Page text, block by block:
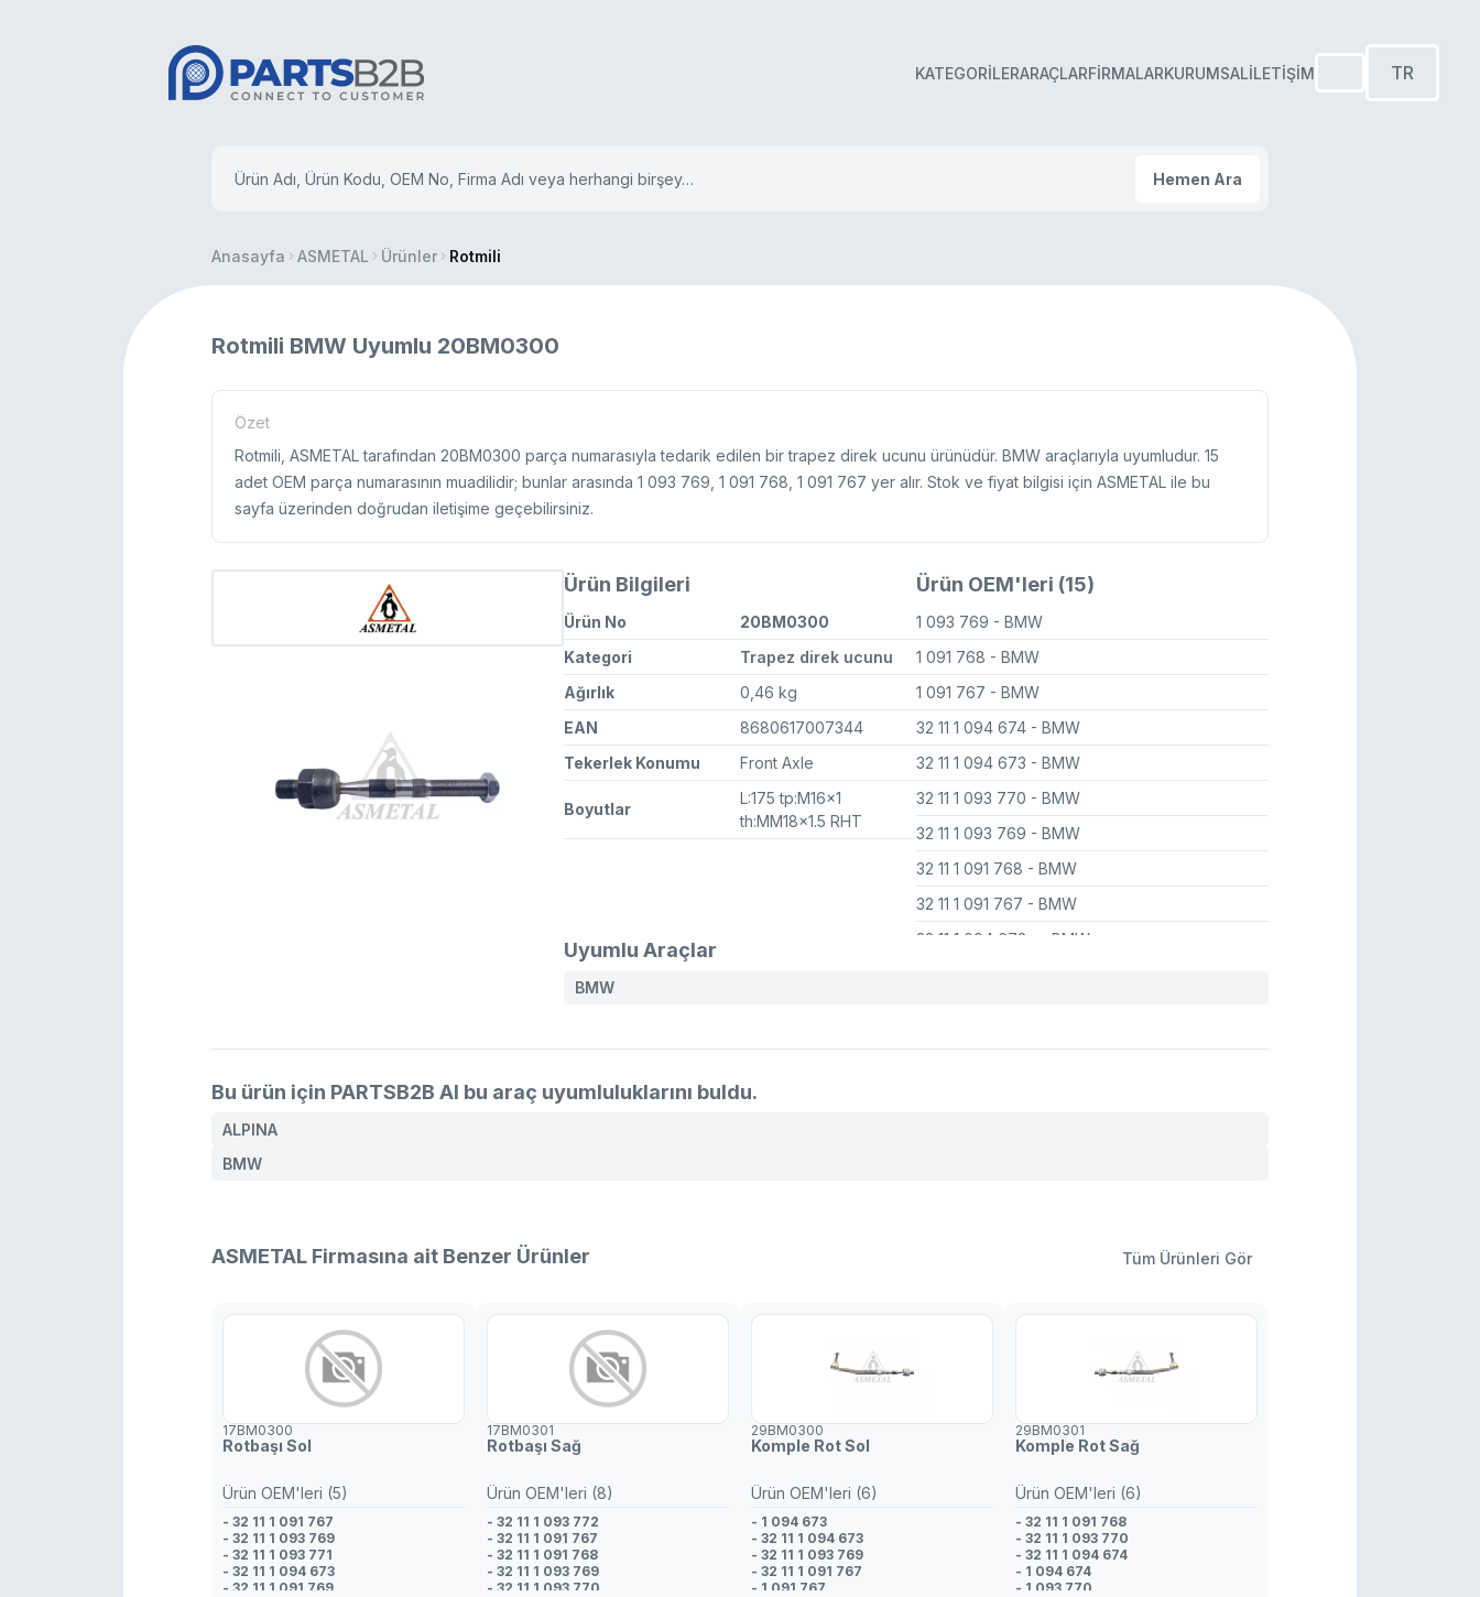
KATEGORILERARAÇLARFIRMALARKURUMSALİLETIŞIM TR
Hemen Ara
Anasayfa ASMETAL Ürünler Rotmili
Rotmili BMW Uyumlu 20BM0300
Özet
Rotmili, ASMETAL tarafından 20BM0300 parça numarasıyla tedarik edilen bir trapez direk ucunu ürünüdür. BMW araçlarıyla uyumludur. 15
adet OEM parça numarasının muadilidir; bunlar arasında 1 093 769, 1 091 768, 1 091 767 yer alır. Stok ve fiyat bilgisi için ASMETAL ile bu
sayfa üzerinden doğrudan iletişime geçebilirsiniz.
Ürün Bilgileri
Ürün No
20BM0300
Kategori
Trapez direk ucunu
Ağırlık
0,46 kg
EAN
8680617007344
Tekerlek Konumu
Front Axle
Boyutlar
L:175 tp:M16x1
th:MM18x1.5 RHT
Ürün OEM'leri (15)
1 093 769 - BMW
1 091 768 - BMW
1 091 767 - BMW
32 11 1 094 674 - BMW
32 11 1 094 673 - BMW
32 11 1 093 770 - BMW
32 11 1 093 769 - BMW
32 11 1 091 768 - BMW
32 11 1 091 767 - BMW
32 11 1 094 673*
- BMW
1 093 770- BMW
Uyumlu Araçlar
BMW
Bu ürün için PARTSB2B AI bu araç uyumluluklarını buldu.
ALPINA
BMW
ASMETAL Firmasına ait Benzer Ürünler Tüm Ürünleri Gör
17BM0300
Rotbaşı Sol
Ürün OEM'leri (5)
- 32 11 1 091 767
- 32 11 1 093 769
- 32 11 1 093 771
- 32 11 1 094 673
- 32 11 1 091 769
17BM0301
Rotbaşı Sağ
Ürün OEM'leri (8)
- 32 11 1 093 772
- 32 11 1 091 767
- 32 11 1 091 768
- 32 11 1 093 769
- 32 11 1 093 770
29BM0300
Komple Rot Sol
Ürün OEM'leri (6)
- 1 094 673
- 32 11 1 094 673
- 32 11 1 093 769
- 32 11 1 091 767
- 1 091 767
29BM0301
Komple Rot Sağ
Ürün OEM'leri (6)
- 32 11 1 091 768
- 32 11 1 093 770
- 32 11 1 094 674
- 1 094 674
- 1 093 770